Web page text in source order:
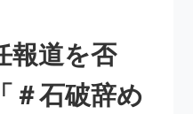
報道を否
石破辞め